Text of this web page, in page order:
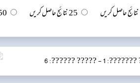
25 نتائج حاصل کریں 50 نتائج
?????
????? ??????: 6